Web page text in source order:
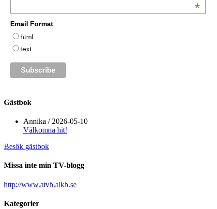
*
Email Format
html
text
Gästbok
Annika / 2026-05-10
Välkomna hit!
Besök gästbok
Missa inte min TV-blogg
http://www.atvb.alkb.se
Kategorier